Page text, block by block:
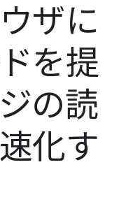
ザに
を提
の読
化す